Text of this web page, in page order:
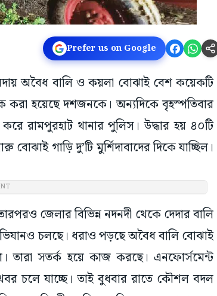
Prefer us on Google
অবৈধ বালি ও কয়লা বোঝাই বেশ কয়েকটি
হয়েছে দশজনকে। অন্যদিকে বৃহস্পতিবার
রামপুরহাট থানার পুলিস। উদ্ধার হয় ৪০টি
গাড়ি দু’টি মুর্শিদাবাদের দিকে যাচ্ছিল।
জেলার বিভিন্ন নদনদী থেকে দেদার বালি
চলছে। ধরাও পড়ছে অবৈধ বালি বোঝাই
তারা সতর্ক হয়ে কাজ করছে। এনফোর্সমেন্ট
চলে যাচ্ছে। তাই বুধবার রাতে কৌশল বদল